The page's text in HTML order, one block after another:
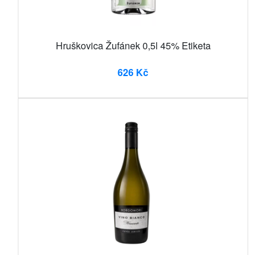
Hruškovica Žufánek 0,5l 45% Etiketa
626 Kč